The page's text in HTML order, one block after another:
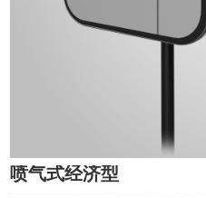
喷气式经济型